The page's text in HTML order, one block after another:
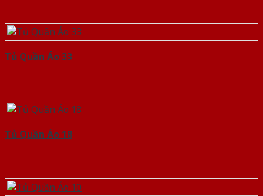
Tủ Quần Áo 33
Tủ Quần Áo 18